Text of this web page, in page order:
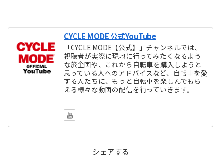
CYCLE MODE 公式YouTube
「CYCLE MODE【公式】」チャンネルでは、
視聴者が実際に現地に行ってみたくなるよう
な旅企画や、これから自転車を購入しようと
思っている人へのアドバイスなど、自転車を愛
する人たちに、もっと自転車を楽しんでもら
える様々な動画の配信を行っていきます。
シェアする